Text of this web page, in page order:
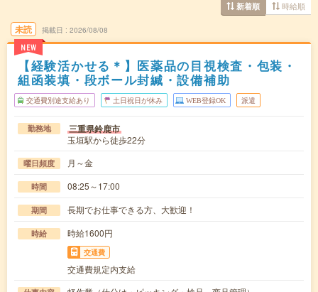
新着順 時給順
未読
NEW
掲載日 2026/08/08
【経験活かせる＊】医薬品の目視検査・包装・
組函装填・段ボール封緘・設備補助
交通費別途支給あり 土日祝日が休み WEB登録OK 派遣
勤務地 三重県鈴鹿市
玉垣駅から徒歩22分
曜日頻度 月～金
時間 08:25～17:00
期間 長期でお仕事できる方、大歓迎！
時給 時給1600円
交通費
交通費規定内支給